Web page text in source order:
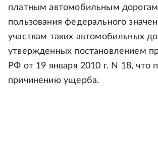
платным автомобильным
пользования федерального
участкам таких автомобильных
утвержденных постановлением
РФ от 19 января 2010 г. N 18, что
причинению ущерба.